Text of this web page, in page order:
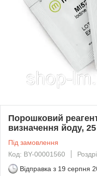
Порошковий
визначення йоду,
Під замовлення
Код: BY-00001560
Відправка з 19 серпня